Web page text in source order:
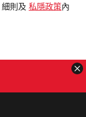
細則及 私隱政策 內